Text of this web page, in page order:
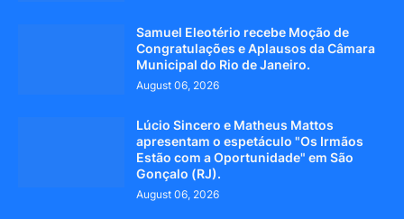
Samuel Eleotério recebe Moção de
Congratulações e Aplausos da Câmara
Municipal do Rio de Janeiro.
August 06, 2026
Lúcio Sincero e Matheus Mattos
apresentam o espetáculo "Os Irmãos
Estão com a Oportunidade" em São
Gonçalo (RJ).
August 06, 2026